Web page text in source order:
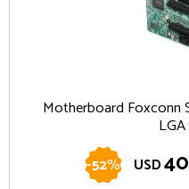
Motherboard Foxconn
LGA
-52% USD40